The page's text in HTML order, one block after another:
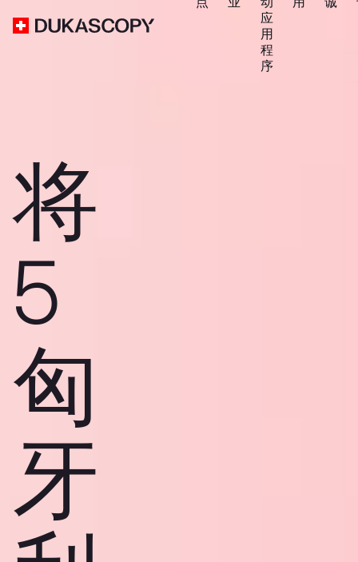
应
用
程
序
将
5
匈
牙